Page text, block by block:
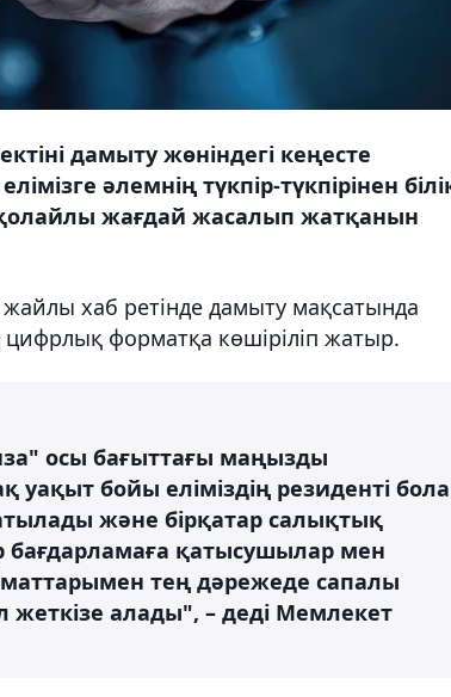
дамыту жөніндегі кеңесте
әлемнің түкпір-түкпірінен
жағдай жасалып жатқанын
хаб ретінде дамыту мақсатында
форматқа көшіріліп жатыр.
осы бағыттағы маңызды
уақыт бойы еліміздің резиденті бола
және бірқатар салықтық
бағдарламаға қатысушылар мен
тең дәрежеде сапалы
алады", – деді Мемлекет